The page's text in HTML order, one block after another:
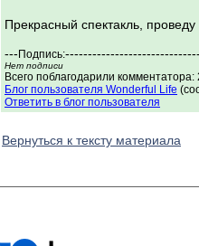
Прекрасный спектакль,
--- Подпись:
Нет подписи
Всего поблагодарили
Блог пользователя Wonderful Life
Ответить в блог пользователя
Вернуться к тексту материала